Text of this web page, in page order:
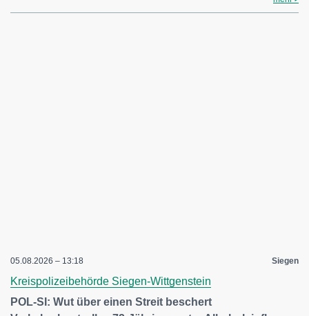
05.08.2026 – 13:18 Siegen
Kreispolizeibehörde Siegen-Wittgenstein
POL-SI: Wut über einen Streit beschert